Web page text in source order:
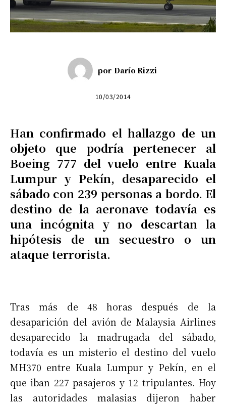
por Darío Rizzi
10/03/2014
Han confirmado el hallazgo de un
objeto que podría pertenecer al
Boeing 777 del vuelo entre Kuala
Lumpur y Pekín, desaparecido el
sábado con 239 personas a bordo. El
destino de la aeronave todavía es
una incógnita y no descartan la
hipótesis de un secuestro o un
ataque terrorista.
Tras más de 48 horas después de la
desaparición del avión de Malaysia Airlines
desaparecido la madrugada del sábado,
todavía es un misterio el destino del vuelo
MH370 entre Kuala Lumpur y Pekín, en el
que iban 227 pasajeros y 12 tripulantes. Hoy
las autoridades malasias dijeron haber